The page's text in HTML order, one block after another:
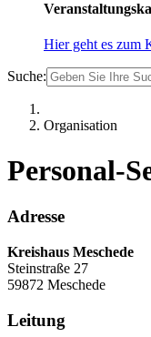
Hier geht es zum
Suche:
Organisation
Personal-
Adresse
Kreishaus Meschede
Steinstraße 27
59872 Meschede
Leitung